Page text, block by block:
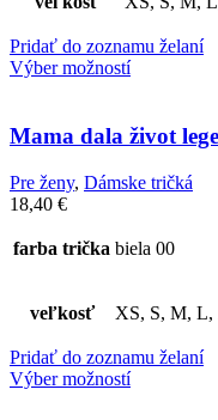
Pridať do zoznamu želaní
Výber možností
Mama dala život
Pre ženy, Dámske tričká
18,40 €
farba trička biela 00
veľkosť XS, S, M,
Pridať do zoznamu želaní
Výber možností